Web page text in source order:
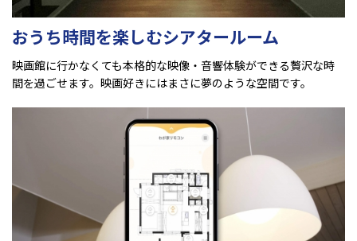
おうち時間を楽しむシアタールーム
映画館に行かなくても本格的な映像・音響体験ができる贅沢な時
間を過ごせます。映画好きにはまさに夢のような空間です。